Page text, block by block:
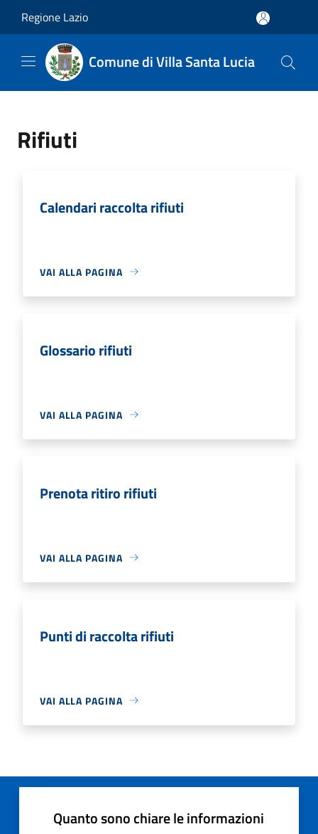
Regione Lazio
Comune di Villa Santa Lucia
Rifiuti
Calendari raccolta rifiuti
VAI ALLA PAGINA
Glossario rifiuti
VAI ALLA PAGINA
Prenota ritiro rifiuti
VAI ALLA PAGINA
Punti di raccolta rifiuti
VAI ALLA PAGINA
Quanto sono chiare le informazioni